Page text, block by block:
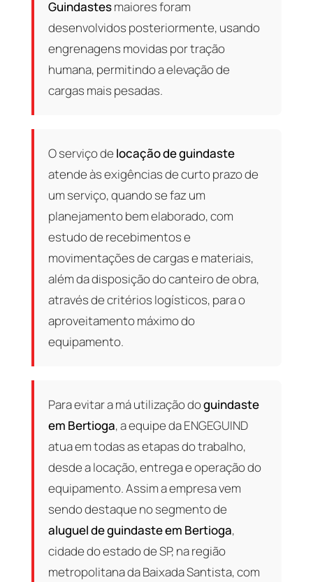
Guindastesmaiores foram
desenvolvidos posteriormente, usando
engrenagens movidas por tração
humana, permitindo a elevação de
cargas mais pesadas.
O serviço de locação de guindaste
atende às exigências de curto prazo de
um serviço, quando se faz um
planejamento bem elaborado, com
estudo de recebimentos e
movimentações de cargas e materiais,
além da disposição do canteiro de obra,
através de critérios logísticos, para o
aproveitamento máximo do
equipamento.
Para evitar a má utilização doguindaste
em Bertioga, a equipe da ENGEGUIND
atua em todas as etapas do trabalho,
desde a locação, entrega e operação do
equipamento. Assim a empresa vem
sendo destaque no segmento de
aluguel de guindaste em Bertioga,
cidade do estado de SP, na região
metropolitana da Baixada Santista, com